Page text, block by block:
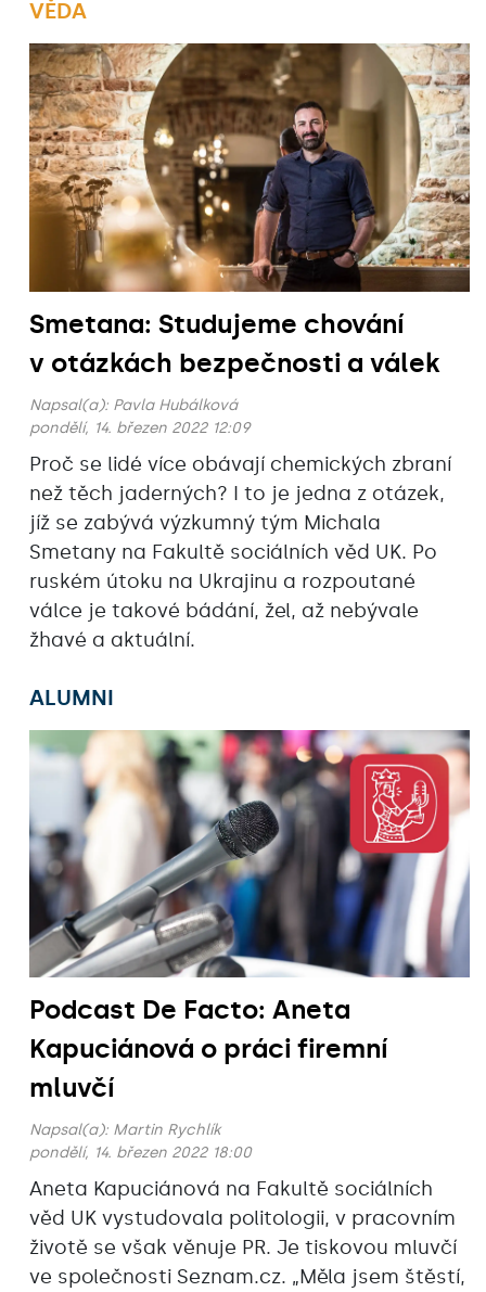
VĚDA
Smetana: Studujeme chování
v otázkách bezpečnosti a válek
Napsal(a): Pavla Hubálková
pondělí, 14. březen 2022 12:09
Proč se lidé více obávají chemických zbraní
než těch jaderných? I to je jedna z otázek,
jíž se zabývá výzkumný tým Michala
Smetany na Fakultě sociálních věd UK. Po
ruském útoku na Ukrajinu a rozpoutané
válce je takové bádání, žel, až nebývale
žhavé a aktuální.
ALUMNI
Podcast De Facto: Aneta
Kapuciánová o práci firemní
mluvčí
Napsal(a): Martin Rychlík
pondělí, 14. březen 2022 18:00
Aneta Kapuciánová na Fakultě sociálních
věd UK vystudovala politologii, v pracovním
životě se však věnuje PR. Je tiskovou mluvčí
ve společnosti Seznam.cz. „Měla jsem štěstí,